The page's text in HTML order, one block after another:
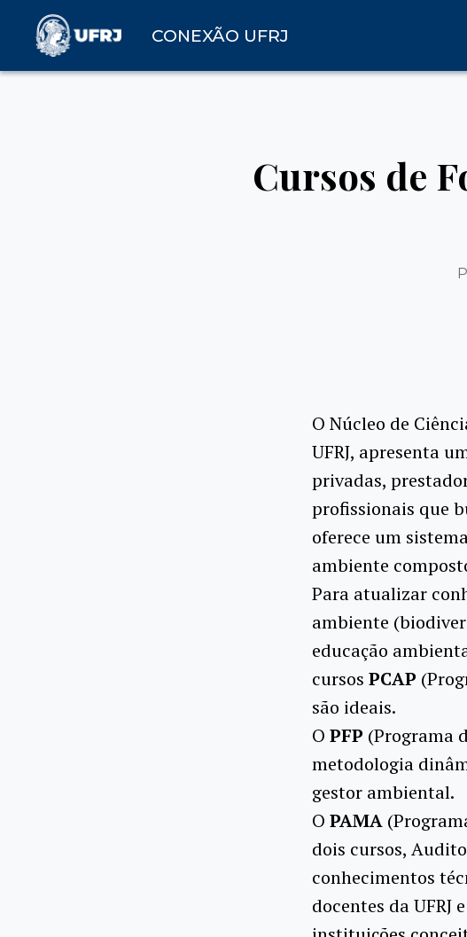
CONEXÃO UFRJ
Cursos de
O Núcleo de
UFRJ, apresenta
privadas,
profissionais que
oferece um
ambiente
Para atualizar
ambiente
educação
cursos PCAP
são ideais.
O PFP (Programa
metodologia
gestor ambiental.
O PAMA
dois cursos,
conhecimentos
docentes da UFRJ